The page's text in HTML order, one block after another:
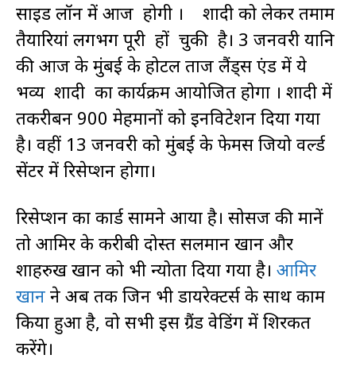
साइड लॉन में आज होगी । शादी को लेकर तमाम
तैयारियां लगभग पूरी हों चुकी है। 3 जनवरी यानि
की आज के मुंबई के होटल ताज लैंड्स एंड में ये
भव्य शादी का कार्यक्रम आयोजित होगा । शादी में
तकरीबन 900 मेहमानों को इनविटेशन दिया गया
है। वहीं 13 जनवरी को मुंबई के फेमस जियो वर्ल्ड
सेंटर में रिसेप्शन होगा।
रिसेप्शन का कार्ड सामने आया है। सोर्सेज की मानें
तो आमिर के करीबी दोस्त सलमान खान और
शाहरुख खान को भी न्योता दिया गया है। आमिर
खान ने अब तक जिन भी डायरेक्टर्स के साथ काम
किया हुआ है, वो सभी इस ग्रैंड वेडिंग में शिरकत
करेंगे।